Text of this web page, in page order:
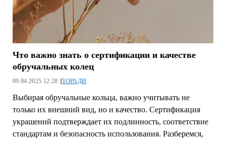
Что важно знать о сертификации и качестве
обручальных колец
09.04.2025 12:28 |ПОРАДИ
Выбирая обручальные кольца, важно учитывать не
только их внешний вид, но и качество. Сертификация
украшений подтверждает их подлинность, соответствие
стандартам и безопасность использования. Разберемся,